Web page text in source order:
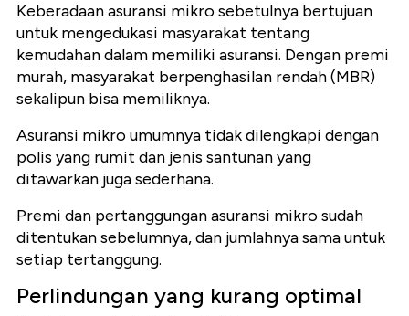
Keberadaan asuransi mikro sebetulnya bertujuan
untuk mengedukasi masyarakat tentang
kemudahan dalam memiliki asuransi. Dengan premi
murah, masyarakat berpenghasilan rendah (MBR)
sekalipun bisa memiliknya.
Asuransi mikro umumnya tidak dilengkapi dengan
polis yang rumit dan jenis santunan yang
ditawarkan juga sederhana.
Premi dan pertanggungan asuransi mikro sudah
ditentukan sebelumnya, dan jumlahnya sama untuk
setiap tertanggung.
Perlindungan yang kurang optimal